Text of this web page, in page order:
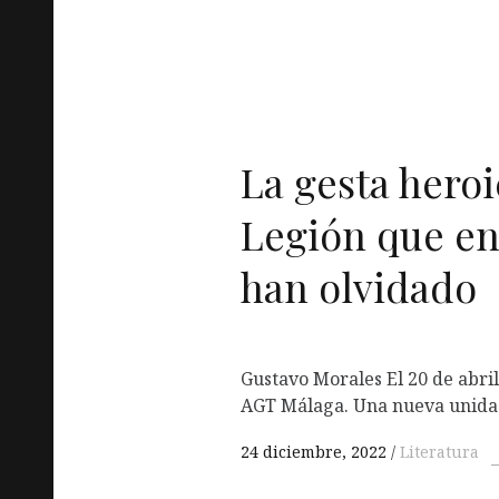
La gesta
Legión que
han olvidado
Gustavo Morales El 20 de
AGT Málaga. Una nueva
24 diciembre, 2022 Literatura